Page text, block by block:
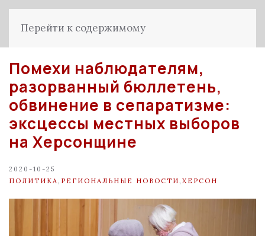
Перейти к содержимому
Помехи наблюдателям,
разорванный бюллетень,
обвинение в сепаратизме:
эксцессы местных выборов
на Херсонщине
2020-10-25
ПОЛИТИКА
РЕГИОНАЛЬНЫЕ НОВОСТИ ХЕРСОН